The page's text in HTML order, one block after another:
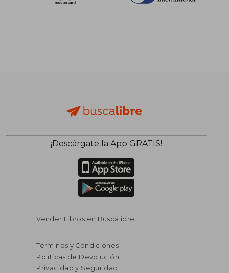
¡Descárgate la App GRATIS!
Vender Libros en Buscalibre
Términos y Condiciones
Políticas de Devolución
Privacidad y Seguridad